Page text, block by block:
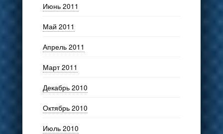
Июнь 2011
Май 2011
Апрель 2011
Март 2011
Декабрь 2010
Октябрь 2010
Июль 2010